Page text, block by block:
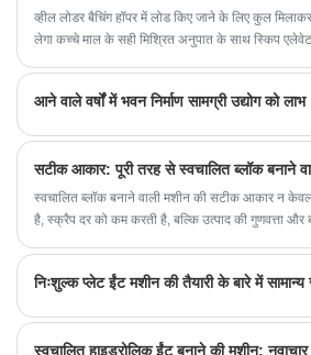
व्हील लोडर बैचिंग हॉपर में लोड किए जाने के लिए कुल
लेगा कच्चे माल के सही मिश्रित अनुपात के साथ स्किप
आने वाले वर्षों में भवन निर्माण सामग्री उद्योग को लाभ
स्वचालित ब्लॉक बनाने वाली मशीन की सटीक आकार न केवल
है, स्क्रैप दर को कम करती है, बल्कि उत्पाद की गुणवत्ता और
निःशुल्क प्लेट ईंट मशीन की तैयारी के बारे में सामान्य